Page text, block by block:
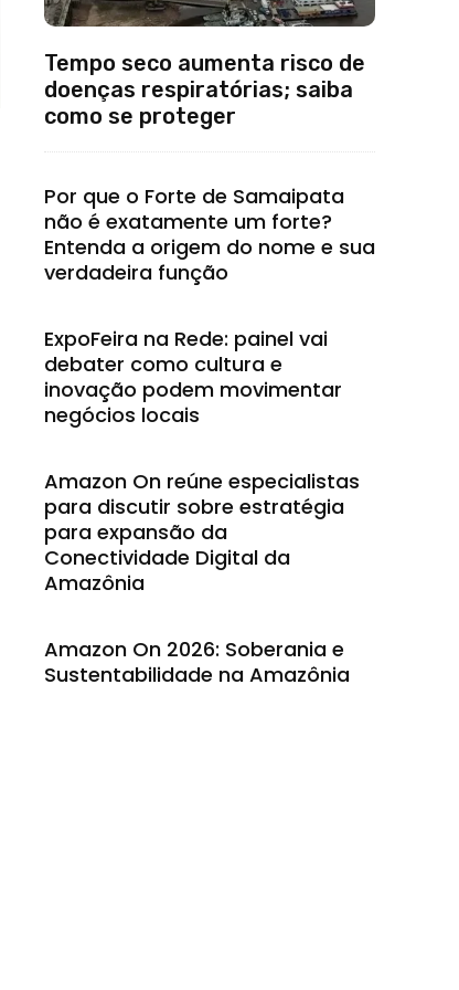
Tempo seco aumenta risco de
doenças respiratórias; saiba
como se proteger
Por que o Forte de Samaipata
não é exatamente um forte?
Entenda a origem do nome e sua
verdadeira função
ExpoFeira na Rede: painel vai
debater como cultura e
inovação podem movimentar
negócios locais
Amazon On reúne especialistas
para discutir sobre estratégia
para expansão da
Conectividade Digital da
Amazônia
Amazon On 2026: Soberania e
Sustentabilidade na Amazônia